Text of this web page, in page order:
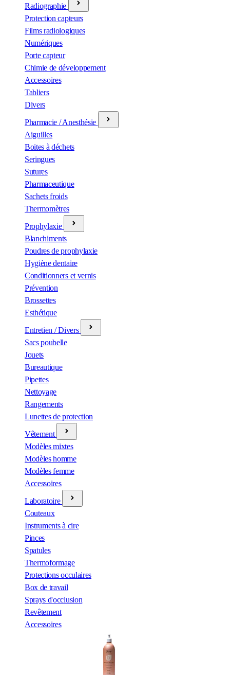
Radiographie
Protection capteurs
Films radiologiques
Numériques
Porte capteur
Chimie de développement
Accessoires
Tabliers
Divers
Pharmacie / Anesthésie
Aiguilles
Boites à déchets
Seringues
Sutures
Pharmaceutique
Sachets froids
Thermomètres
Prophylaxie
Blanchiments
Poudres de prophylaxie
Hygiène dentaire
Conditionners et vernis
Prévention
Brossettes
Esthétique
Entretien / Divers
Sacs poubelle
Jouets
Bureautique
Pipettes
Nettoyage
Rangements
Lunettes de protection
Vêtement
Modèles mixtes
Modèles homme
Modèles femme
Accessoires
Laboratoire
Couteaux
Instruments à cire
Pinces
Spatules
Thermoformage
Protections occulaires
Box de travail
Sprays d'occlusion
Revêtement
Accessoires